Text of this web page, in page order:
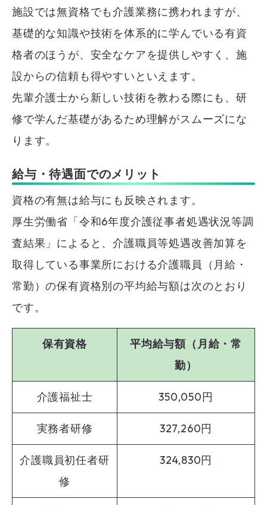
施設では無資格でも介護業務に携われますが、
基礎的な知識や技術を体系的に学んでいる有資
格者のほうが、安全なケアを提供しやすく、施
設からの信頼も得やすいといえます。
先輩介護士から新しい技術を教わる際にも、研
修で学んだ基礎があるため理解がスムーズにな
ります。
給与・待遇面でのメリット
資格の有無は給与にも反映されます。
厚生労働省「令和6年度介護従事者処遇状況等調
査結果」によると、介護職員等処遇改善加算を
取得している事業所における介護職員（月給・
常勤）の保有資格別の平均給与額は次のとおり
です。
保有資格
平均給与額（月給・常
勤）
介護福祉士 350,050円
実務者研修 327,260円
介護職員初任者研
修
324,830円